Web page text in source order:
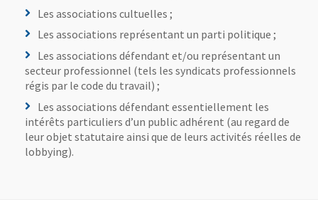
Les associations cultuelles ;
Les associations représentant un parti politique ;
Les associations défendant et/ou représentant un
secteur professionnel (tels les syndicats professionnels
régis par le code du travail) ;
Les associations défendant essentiellement les
intérêts particuliers d’un public adhérent (au regard de
leur objet statutaire ainsi que de leurs activités réelles de
lobbying).